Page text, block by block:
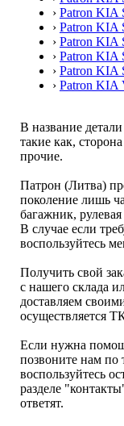
› Patron KIA
› Patron KIA
› Patron KIA
› Patron KIA
› Patron KIA
› Patron KIA
В название
такие как,
прочие.
Патрон (Литва)
поколение лишь
багажник,
В случае если
воспользуйтесь
Получить свой
с нашего склада
доставляем
осуществляется
Если нужна
позвоните нам по
воспользуйтесь
разделе
ответят.